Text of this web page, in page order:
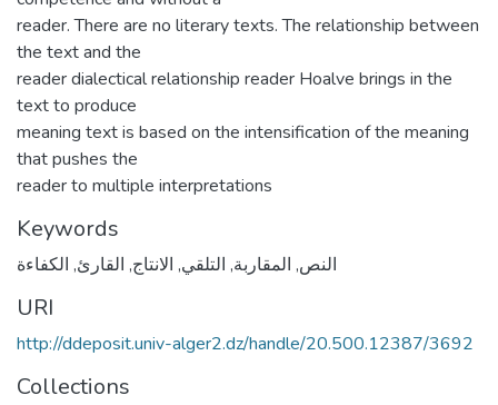
reader. There are no literary texts. The relationship between
the text and the
reader dialectical relationship reader Hoalve brings in the
text to produce
meaning text is based on the intensification of the meaning
that pushes the
reader to multiple interpretations
Keywords
النص, المقاربة, التلقي, الانتاج, القارئ, الكفاءة
URI
http://ddeposit.univ-alger2.dz/handle/20.500.12387/3692
Collections